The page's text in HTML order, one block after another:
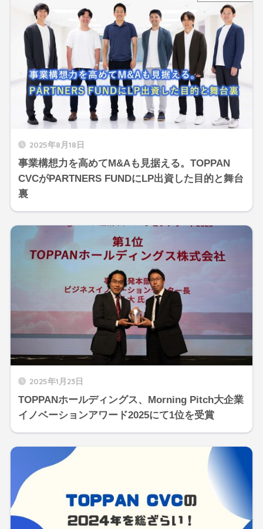
2025年8月18日
事業構想力を高めてM&Aも見据える。TOPPAN
CVCがPARTNERS FUNDにLP出資した目的と舞台
裏
2025年1月23日
TOPPANホールディングス、Morning Pitch大企業
イノベーションアワード2025にて1位を受賞